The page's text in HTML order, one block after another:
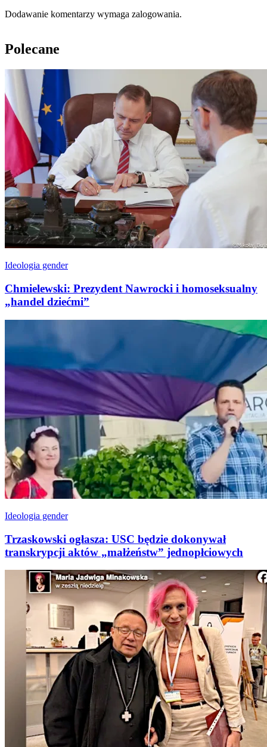
Dodawanie komentarzy wymaga zalogowania.
Polecane
Ideologia gender
Chmielewski: Prezydent Nawrocki i homoseksualny
„handel dziećmi”
Ideologia gender
Trzaskowski ogłasza: USC będzie dokonywał
transkrypcji aktów „małżeństw” jednopłciowych